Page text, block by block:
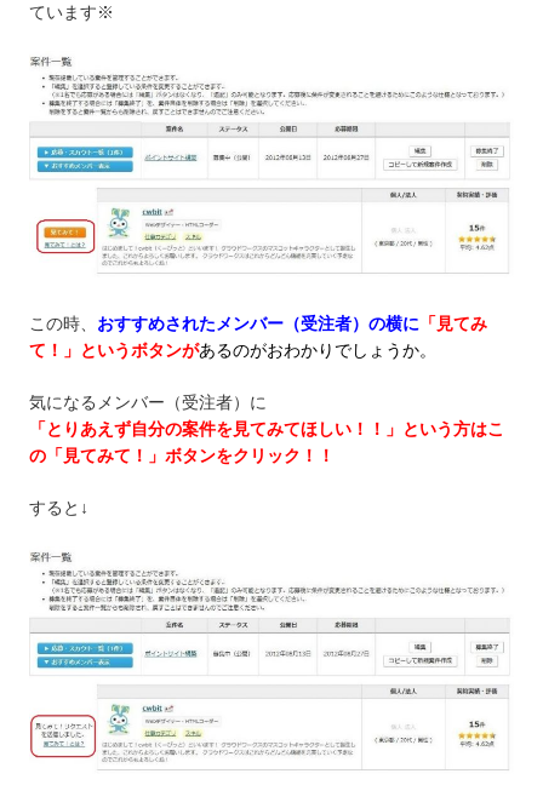
ています※
この時、 おすすめされた メンバー（受注者）の横に 「見てみ
て！」というボタンがあるのがおわかりでしょうか。
気になるメンバー（受注者）に
「とりあえず自分の案件を見てみてほしい！！」という方はこ
の「見てみて！」ボタンをクリック！！
すると↓